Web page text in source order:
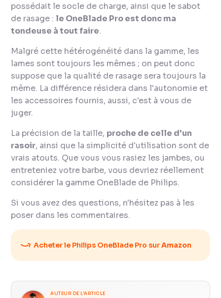
possédait le socle de charge, ainsi que le sabot
de rasage : le OneBlade Pro est donc ma
tondeuse à tout faire.
Malgré cette hétérogénéité dans la gamme, les
lames sont toujours les mêmes ; on peut donc
suppose que la qualité de rasage sera toujours la
même. La différence résidera dans l'autonomie et
les accessoires fournis, aussi, c'est à vous de
juger.
La précision de la taille, proche de celle d'un
rasoir, ainsi que la simplicité d'utilisation sont de
vrais atouts. Que vous vous rasiez les jambes, ou
entreteniez votre barbe, vous devriez réellement
considérer la gamme OneBlade de Philips.
Si vous avez des questions, n'hésitez pas à les
poser dans les commentaires.
Acheter le Philips OneBlade Pro surAmazon
AUTEUR DE L'ARTICLE